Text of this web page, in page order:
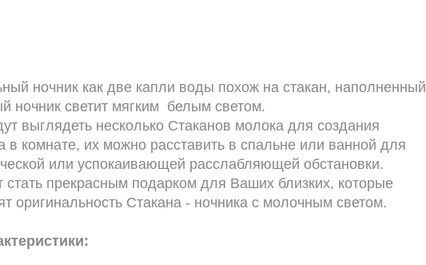
ночник как две капли воды похож на стакан, наполненный
ночник светит мягким белым светом.
выглядеть несколько Стаканов молока для создания
в комнате, их можно расставить в спальне или ванной для
или успокаивающей расслабляющей обстановки.
стать прекрасным подарком для Ваших близких, которые
оригинальность Стакана - ночника с молочным светом.